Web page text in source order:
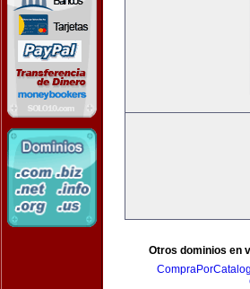
Otros dominios en